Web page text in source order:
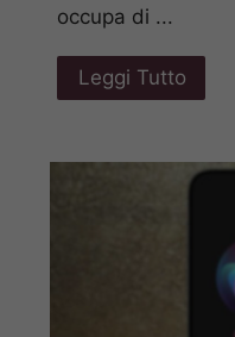
occupa di ...
Leggi Tutto